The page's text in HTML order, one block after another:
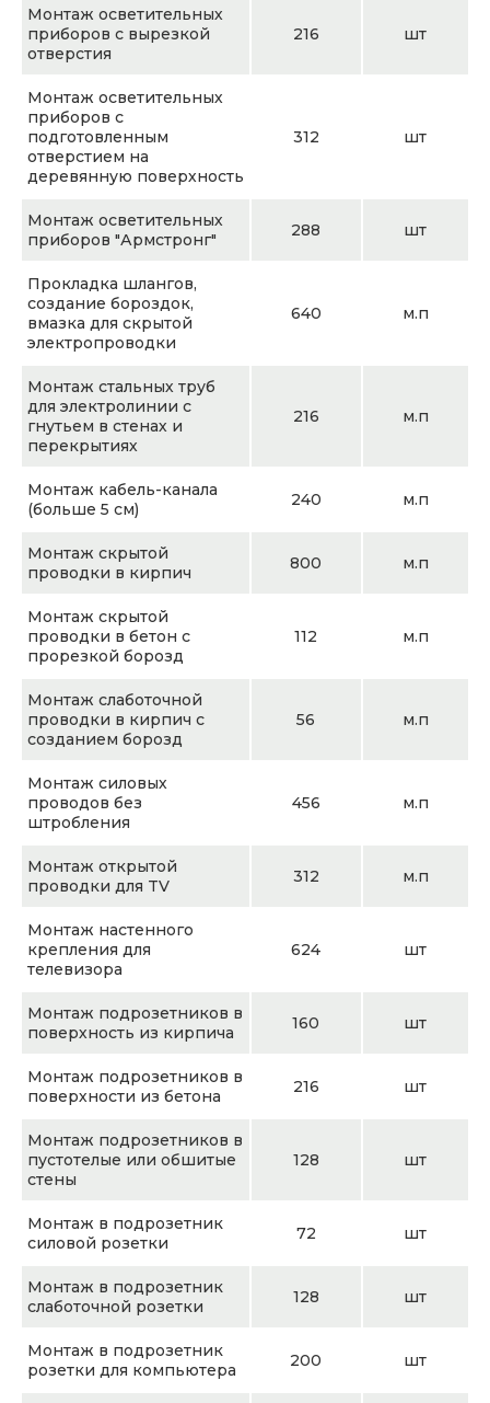
Монтаж осветительных
приборов с вырезкой
отверстия
216 шт
Монтаж осветительных
приборов с
подготовленным
отверстием на
деревянную поверхность
312 шт
Монтаж осветительных
приборов "Армстронг"
288 шт
Прокладка шлангов,
создание бороздок,
вмазка для скрытой
электропроводки
640 м.п
Монтаж стальных труб
для электролинии с
гнутьем в стенах и
перекрытиях
216 м.п
Монтаж кабель-канала
(больше 5 см)
240 м.п
Монтаж скрытой
проводки в кирпич
800 м.п
Монтаж скрытой
проводки в бетон с
прорезкой борозд
112 м.п
Монтаж слаботочной
проводки в кирпич с
созданием борозд
56 м.п
Монтаж силовых
проводов без
штробления
456 м.п
Монтаж открытой
проводки для TV
312 м.п
Монтаж настенного
крепления для
телевизора
624 шт
Монтаж подрозетников в
поверхность из кирпича
160 шт
Монтаж подрозетников в
поверхности из бетона
216 шт
Монтаж подрозетников в
пустотелые или обшитые
стены
128 шт
Монтаж в подрозетник
силовой розетки
72 шт
Монтаж в подрозетник
слаботочной розетки
128 шт
Монтаж в подрозетник
розетки для компьютера
200 шт